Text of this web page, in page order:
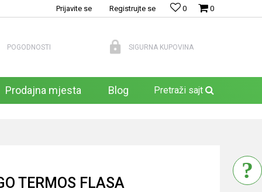
0
0
Prijavite se Registrujte se
POGODNOSTI SIGURNA KUPOVINA
Prodajna mjesta Blog Pretraži sajt
TERMOS FLASA